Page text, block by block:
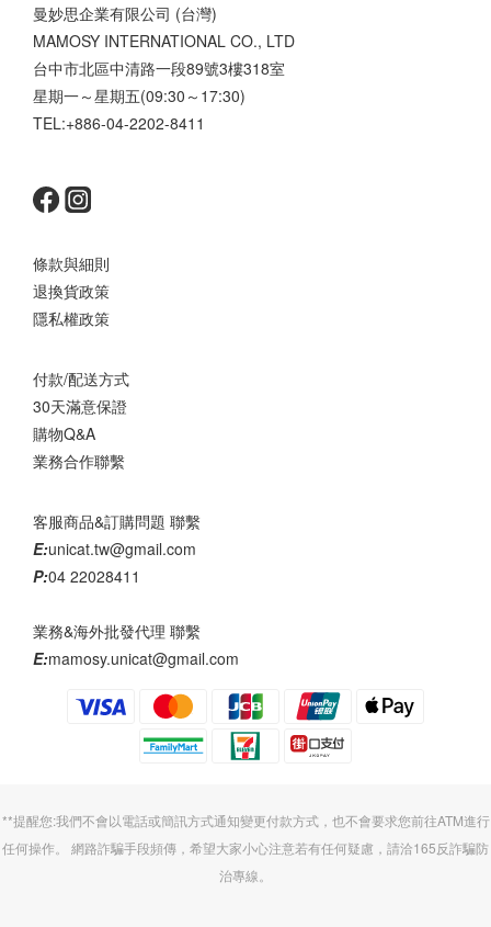
🥺 真的好險有帶它去國外 另外他們家的 #小綠瓶 / 水楊酸毛孔調理
原液💧 這款我也很喜歡 特別推薦剛開始嘗試酸類的新手們 “含．甘
醇酸5%+乳酸鈉2%+水楊酸0.2% “ 這款主打溫和不刺激 天天使用也
可以！ 加速代謝角質 減少肌膚惱人粗糙顆粒感 用比較溫和的酸類慢
慢代謝臉上的粉刺 使用後肌膚明顯變得細緻很多 可以搭配著保濕原
的一年 希望各位的肌膚都能一直白拋拋、幼咪咪~ #UNICAT #變臉
貓 #原液 #精華液 #臉部保養 #skincare #保濕 #毛孔 #穩定膚況 #酸
曼妙思企業有限公司 (台灣)
MAMOSY INTERNATIONAL CO., LTD
台中市北區中清路一段89號3樓318室
星期一～星期五(09:30～17:30)
TEL:+886-04-2202-8411
條款與細則
退換貨政策
隱私權政策
付款/配送方式
30天滿意保證
購物Q&A
業務合作聯繫
客服商品&訂購問題 聯繫
E:unicat.tw@gmail.com
P:04 22028411
業務&海外批發代理 聯繫
E:mamosy.unicat@gmail.com
**提醒您:我們不會以電話或簡訊方式通知變更付款方式，也不會要求您前往ATM進行
任何操作。 網路詐騙手段頻傳，希望大家小心注意若有任何疑慮，請洽165反詐騙防
治專線。